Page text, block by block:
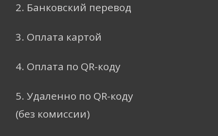
2. Банковский перевод
3. Оплата картой
4. Оплата по QR-коду
5. Удаленно по QR-коду
(без комиссии)